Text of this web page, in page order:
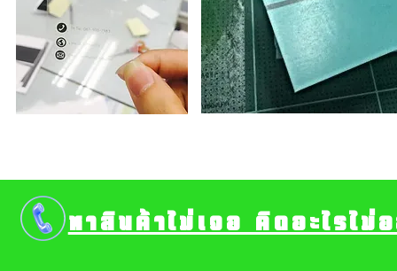
หาสินค้าไม่เจอ คิดอะไรไ